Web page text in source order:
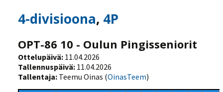
4-divisioona, 4P
OPT-86 10 - Oulun Pingisseniorit
Ottelupäivä: 11.04.2026
Tallennuspäivä: 11.04.2026
Tallentaja: Teemu Oinas (OinasTeem)